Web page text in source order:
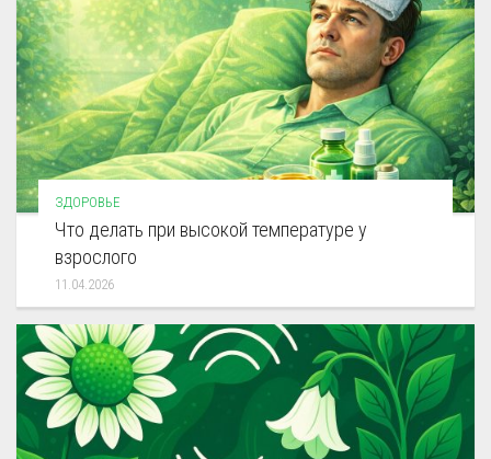
ЗДОРОВЬЕ
Что делать при высокой температуре у
взрослого
11.04.2026